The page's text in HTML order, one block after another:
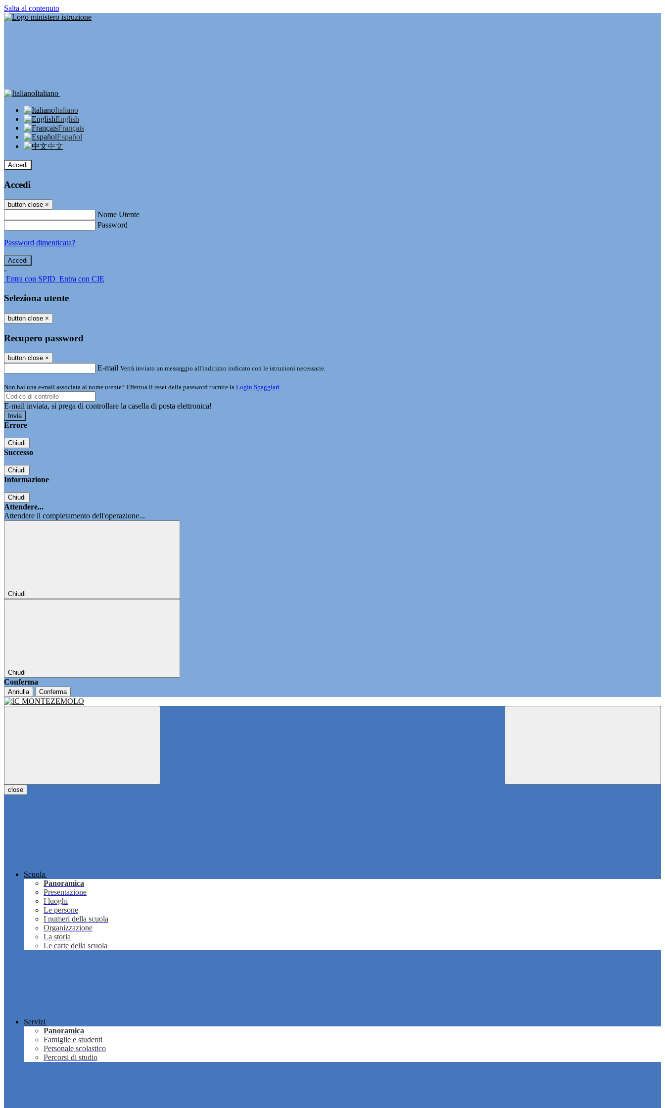
Salta al contenuto
Italiano
Italiano
English
Français
Español
中文
Accedi
Accedi
button close ×
Nome Utente
Password
Password dimenticata?
-
Entra con SPID Entra con CIE
Seleziona utente
button close ×
Recupero password
button close ×
E-mail Verrà inviato un messaggio all'indirizzo indicato con le istruzioni necessarie.
Non hai una e-mail associata al nome utente? Effettua il reset della password tramite la Login Spaggiari
E-mail inviata, si prega di controllare la casella di posta elettronica!
Errore
Chiudi
Successo
Chiudi
Informazione
Chiudi
Attendere...
Attendere il completamento dell'operazione...
Chiudi
Chiudi
Conferma
Annulla Conferma
close
Scuola
Panoramica
Presentazione
I luoghi
Le persone
I numeri della scuola
Organizzazione
La storia
Le carte della scuola
Servizi
Panoramica
Famiglie e studenti
Personale scolastico
Percorsi di studio